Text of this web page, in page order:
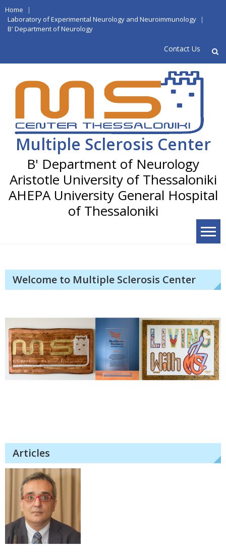
Skip
to
content
Home
|
Laboratory of Experimental Neurology and Neuroimmunology
|
B' Department of Neurology
Contact Us
Multiple Sclerosis Center
Aristotle University of Thessaloniki
Welcome to Multiple Sclerosis Center
Articles